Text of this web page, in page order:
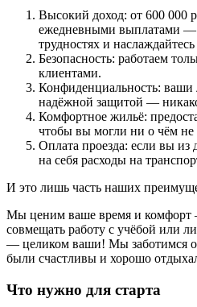
Высокий доход: от 600 000
ежедневными выплатами —
трудностях и
Безопасность: работаем
клиентами.
Конфиденциальность:
надёжной защитой —
Комфортное жильё:
чтобы вы могли ни о чём не
Оплата проезда: если вы из
на себя расходы на
И это лишь часть наших
Мы ценим ваше время и комфорт
совмещать работу с учёбой или
— целиком ваши! Мы заботимся
были счастливы и хорошо
Что нужно для старта